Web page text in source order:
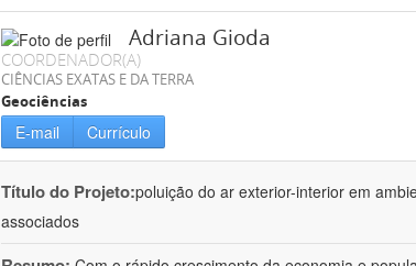
Adriana Gioda
COORDENADOR(A)
CIÊNCIAS EXATAS E DA TERRA
Geociências
E-mail Currículo
Título do Projeto:poluição do ar exterior-interior em
associados